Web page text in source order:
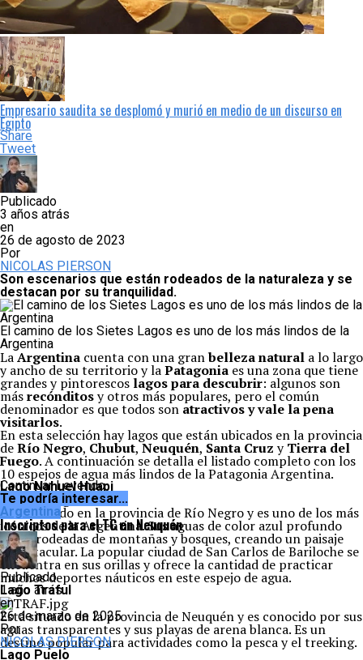
Empresario saudita se desplomó y murió en medio de un discurso en
Egipto
Share
Tweet
Publicado
3 años atrás
en
26 de agosto de 2023
Por
NICOLAS PIERSON
Son escenarios que están rodeados de la naturaleza y se
destacan por su tranquilidad.
El camino de los Sietes Lagos es uno de los más lindos de la
Argentina
LaArgentina cuenta con una granbelleza natural a lo largo
y ancho de su territorio y laPatagonia es una zona que tiene
grandes y pintorescos lagos para descubrir: algunos son
másrecónditosy otros más populares, pero el común
denominador es que todos son atractivos y vale la pena
visitarlos.
En esta selección hay lagos que están ubicados en la provincia
deRío Negro, Chubut,Neuquén, Santa Cruz yTierra del
Fuego. A continuación se detalla el listado completo con los
10 espejos de agua más lindos de la Patagonia Argentina.
Lago Nahuel Huapi
Está ubicado en la provincia de Río Negro y es uno de los más
icónicos de la Argentina. Sus aguas de color azul profundo
están rodeadas de montañas y bosques, creando un paisaje
espectacular. La popular ciudad de San Carlos de Bariloche se
encuentra en sus orillas y ofrece la cantidad de practicar
muchos deportes náuticos en este espejo de agua.
Lago Traful
Está situado en la provincia de Neuquén y es conocido por sus
aguas transparentes y sus playas de arena blanca. Es un
destino popular para actividades como la pesca y el treeking.
Lago Puelo
Continuar Leyendo
Te podría interesar...
Argentina
Inscriptos para el TC en Neuquén
Publicado
1 año atrás
en
26 de marzo de 2025
Por
NICOLAS PIERSON